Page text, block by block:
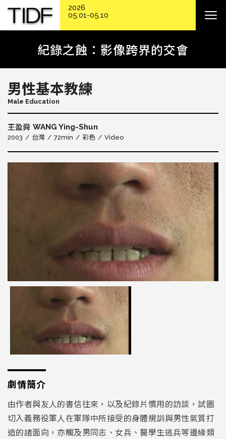
紀錄之蝕：影像跨界的交會
男性基本教練
Male Education
王盈舜 WANG Ying-Shun
2003 台灣 72min 彩色 Video
劇情簡介
由作者與友人的書信往來，以及紀錄片慣用的訪談，試圖
切入義務役軍人在軍隊中所接受的身體規訓與男性氣質打
造的諸面向，亦觸及男同志、女兵、醫學生逃兵等邊緣類
2026
05.01-05.10